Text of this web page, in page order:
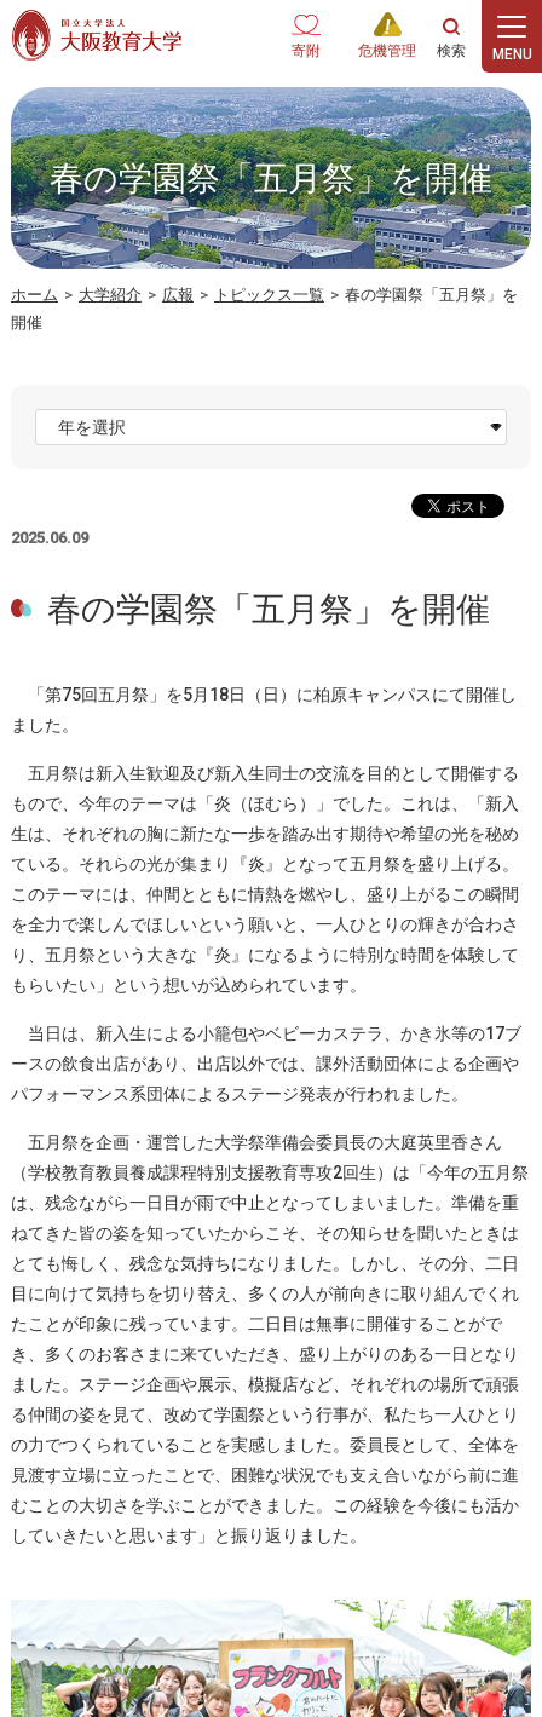
本文へ
寄附 危機管理
春の学園祭「五月祭」を開催
ホーム > 大学紹介 > 広報 > トピックス一覧 > 春の学園祭「五月祭」を
開催
2025.06.09
春の学園祭「五月祭」を開催
「第75回五月祭」を5月18日（日）に柏原キャンパスにて開催し
ました。
五月祭は新入生歓迎及び新入生同士の交流を目的として開催する
もので、今年のテーマは「炎（ほむら）」でした。これは、「新入
生は、それぞれの胸に新たな一歩を踏み出す期待や希望の光を秘め
ている。それらの光が集まり『炎』となって五月祭を盛り上げる。
このテーマには、仲間とともに情熱を燃やし、盛り上がるこの瞬間
を全力で楽しんでほしいという願いと、一人ひとりの輝きが合わさ
り、五月祭という大きな『炎』になるように特別な時間を体験して
もらいたい」という想いが込められています。
当日は、新入生による小籠包やベビーカステラ、かき氷等の17ブ
ースの飲食出店があり、出店以外では、課外活動団体による企画や
パフォーマンス系団体によるステージ発表が行われました。
五月祭を企画・運営した大学祭準備会委員長の大庭英里香さん
（学校教育教員養成課程特別支援教育専攻2回生）は「今年の五月祭
は、残念ながら一日目が雨で中止となってしまいました。準備を重
ねてきた皆の姿を知っていたからこそ、その知らせを聞いたときは
とても悔しく、残念な気持ちになりました。しかし、その分、二日
目に向けて気持ちを切り替え、多くの人が前向きに取り組んでくれ
たことが印象に残っています。二日目は無事に開催することがで
き、多くのお客さまに来ていただき、盛り上がりのある一日となり
ました。ステージ企画や展示、模擬店など、それぞれの場所で頑張
る仲間の姿を見て、改めて学園祭という行事が、私たち一人ひとり
の力でつくられていることを実感しました。委員長として、全体を
見渡す立場に立ったことで、困難な状況でも支え合いながら前に進
むことの大切さを学ぶことができました。この経験を今後にも活か
していきたいと思います」と振り返りました。